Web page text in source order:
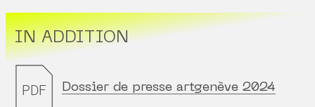
IN ADDITION
Dossier de presse artgenève 2024
PDF